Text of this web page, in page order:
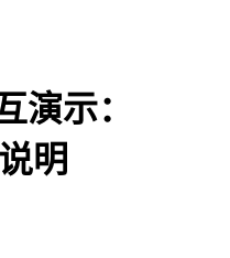
演示：
明